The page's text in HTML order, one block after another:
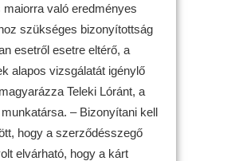
maiorra való eredményes
szükséges bizonyítottság
esetről esetre eltérő, a
alapos vizsgálatát igénylő
Teleki Lóránt, a
– Bizonyítani kell
hogy a szerződésszegő
elvárható, hogy a kárt